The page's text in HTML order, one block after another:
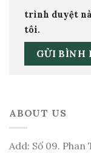
ABOUT US
Add: Số 09. Phan
trình duyệt
tôi.